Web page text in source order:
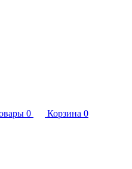
0 Корзина 0